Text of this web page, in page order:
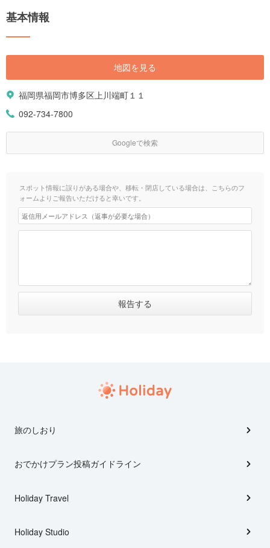
基本情報
地図を見る
福岡県福岡市博多区上川端町１１
092-734-7800
Googleで検索
スポット情報に誤りがある場合や、移転・閉店している場合は、こちらのフ
ォームよりご報告いただけると幸いです。
旅のしおり
おでかけプラン投稿ガイドライン
Holiday Travel
Holiday Studio